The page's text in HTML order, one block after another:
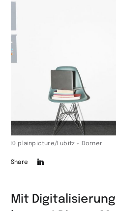
© plainpicture/Lubitz + Dorner
auf
Share
Mit